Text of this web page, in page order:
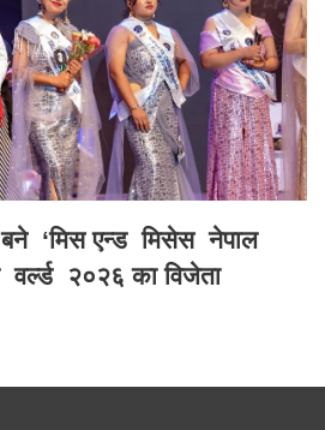
बने ‘मिस एन्ड मिसेस नेपाल
२०२६ का विजेता